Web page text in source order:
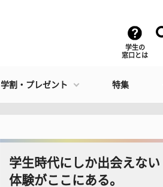
学生の
窓口とは
学割・プレゼント 特集
学生時代にしか出会えない
体験がここにある。